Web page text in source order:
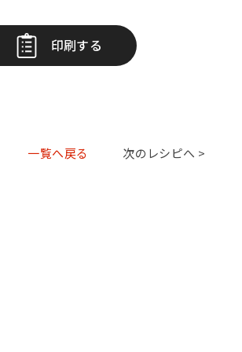
印刷する
一覧へ戻る 次のレシピへ >